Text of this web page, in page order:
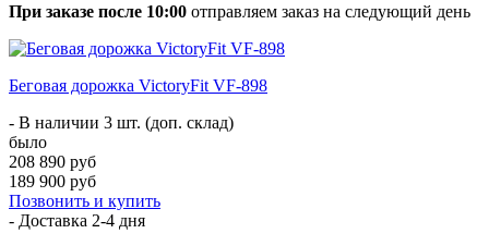
При заказе после 10:00 отправляем заказ на следующий день
Беговая дорожка VictoryFit VF-898
- В наличии 3 шт. (доп. склад)
было
208 890 руб
189 900 руб
Позвонить и купить
- Доставка 2-4 дня